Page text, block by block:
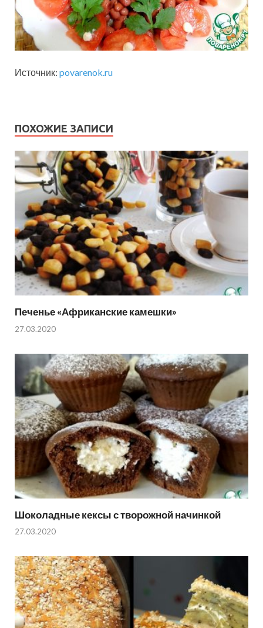
Источник: povarenok.ru
ПОХОЖИЕ ЗАПИСИ
Печенье «Африканские камешки»
27.03.2020
Шоколадные кексы с творожной начинкой
27.03.2020